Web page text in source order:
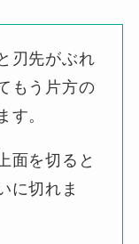
刃先がぶれ
もう片方の
す。
面を切ると
に切れま